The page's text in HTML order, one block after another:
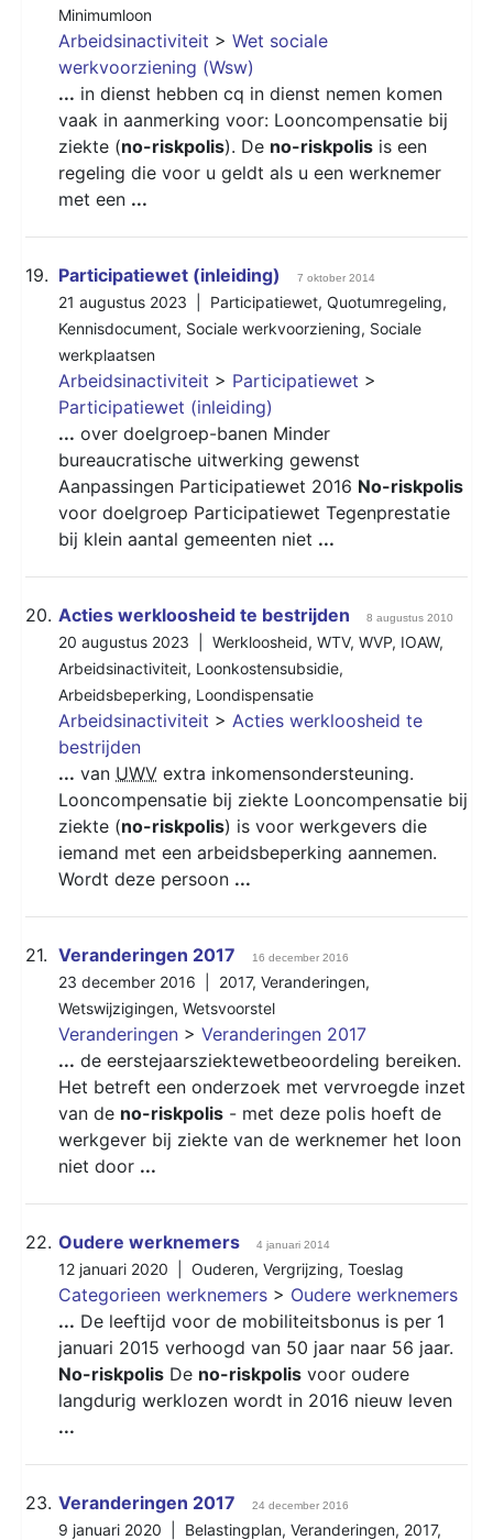
Minimumloon
Arbeidsinactiviteit > Wet sociale
werkvoorziening (Wsw)
... in dienst hebben cq in dienst nemen komen
vaak in aanmerking voor: Looncompensatie bij
ziekte (no-riskpolis). De no-riskpolis is een
regeling die voor u geldt als u een werknemer
met een ...
19. Participatiewet (inleiding) 7 oktober 2014
21 augustus 2023 | Participatiewet, Quotumregeling,
Kennisdocument, Sociale werkvoorziening, Sociale
werkplaatsen
Arbeidsinactiviteit > Participatiewet >
Participatiewet (inleiding)
... over doelgroep-banen Minder
bureaucratische uitwerking gewenst
Aanpassingen Participatiewet 2016 No-riskpolis
voor doelgroep Participatiewet Tegenprestatie
bij klein aantal gemeenten niet ...
20. Acties werkloosheid te bestrijden 8 augustus 2010
20 augustus 2023 | Werkloosheid, WTV, WVP, IOAW,
Arbeidsinactiviteit, Loonkostensubsidie,
Arbeidsbeperking, Loondispensatie
Arbeidsinactiviteit > Acties werkloosheid te
bestrijden
... van UWV extra inkomensondersteuning.
Looncompensatie bij ziekte Looncompensatie bij
ziekte (no-riskpolis) is voor werkgevers die
iemand met een arbeidsbeperking aannemen.
Wordt deze persoon ...
21. Veranderingen 2017 16 december 2016
23 december 2016 | 2017, Veranderingen,
Wetswijzigingen, Wetsvoorstel
Veranderingen > Veranderingen 2017
... de eerstejaarsziektewetbeoordeling bereiken.
Het betreft een onderzoek met vervroegde inzet
van de no-riskpolis - met deze polis hoeft de
werkgever bij ziekte van de werknemer het loon
niet door ...
22. Oudere werknemers 4 januari 2014
12 januari 2020 | Ouderen, Vergrijzing, Toeslag
Categorieen werknemers > Oudere werknemers
... De leeftijd voor de mobiliteitsbonus is per 1
januari 2015 verhoogd van 50 jaar naar 56 jaar.
No-riskpolis De no-riskpolis voor oudere
langdurig werklozen wordt in 2016 nieuw leven
...
23. Veranderingen 2017 24 december 2016
9 januari 2020 | Belastingplan, Veranderingen, 2017,